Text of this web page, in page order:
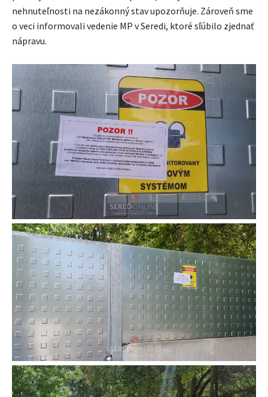
nehnuteľnosti na nezákonný stav upozorňuje. Zároveň sme
o veci informovali vedenie MP v Seredi, ktoré sľúbilo zjednať
nápravu.